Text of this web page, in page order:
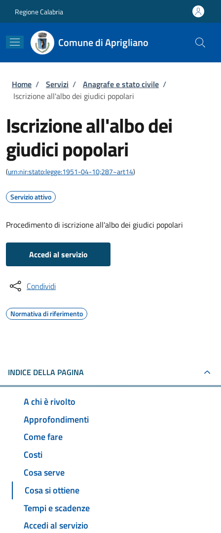
Regione Calabria
Comune di Aprigliano
Briciole di pane
Home / Servizi / Anagrafe e stato civile /
Iscrizione all'albo dei giudici popolari
Iscrizione all'albo dei
giudici popolari
(urn:nir:stato:legge:1951-04-10;287~art14)
Servizio attivo
Procedimento di iscrizione all'albo dei giudici popolari
Accedi al servizio
Condividi
Normativa di riferimento
INDICE DELLA PAGINA
A chi è rivolto
Approfondimenti
Come fare
Costi
Cosa serve
Cosa si ottiene
Tempi e scadenze
Accedi al servizio